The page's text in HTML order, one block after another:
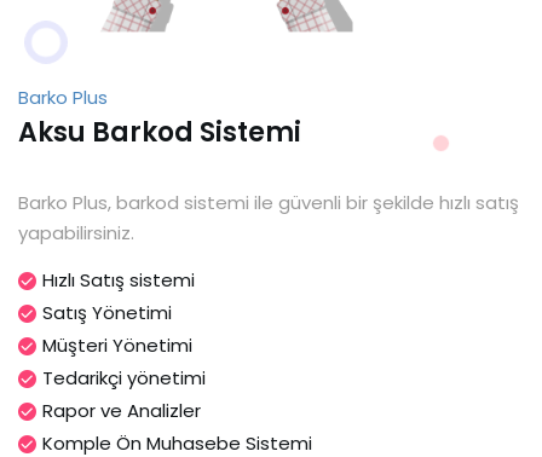
Barko Plus
Aksu Barkod Sistemi
Barko Plus, barkod sistemi ile güvenli bir şekilde hızlı satış
yapabilirsiniz.
Hızlı Satış sistemi
Satış Yönetimi
Müşteri Yönetimi
Tedarikçi yönetimi
Rapor ve Analizler
Komple Ön Muhasebe Sistemi